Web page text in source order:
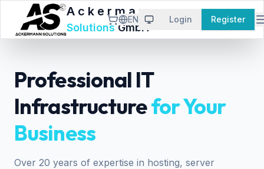
Ackermann
SolutionsGmbH
EN Login Register
Professional IT
Infrastructurefor Your
Business
Over 20 years of expertise in hosting, server